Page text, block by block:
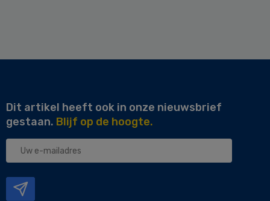
Dit artikel heeft ook in onze nieuwsbrief
gestaan. Blijf op de hoogte.
Uw